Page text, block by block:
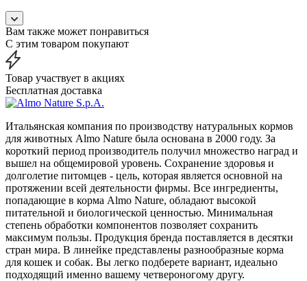
Вам также может понравиться
С этим товаром покупают
Товар участвует в акциях
Бесплатная доставка
Итальянская компания по производству натуральных кормов
для животных Almo Nature была основана в 2000 году. За
короткий период производитель получил множество наград и
вышел на общемировой уровень. Сохранение здоровья и
долголетие питомцев - цель, которая является основной на
протяжении всей деятельности фирмы. Все ингредиенты,
попадающие в корма Almo Nature, обладают высокой
питательной и биологической ценностью. Минимальная
степень обработки компонентов позволяет сохранить
максимум пользы. Продукция бренда поставляется в десятки
стран мира. В линейке представлены разнообразные корма
для кошек и собак. Вы легко подберете вариант, идеально
подходящий именно вашему четвероногому другу.